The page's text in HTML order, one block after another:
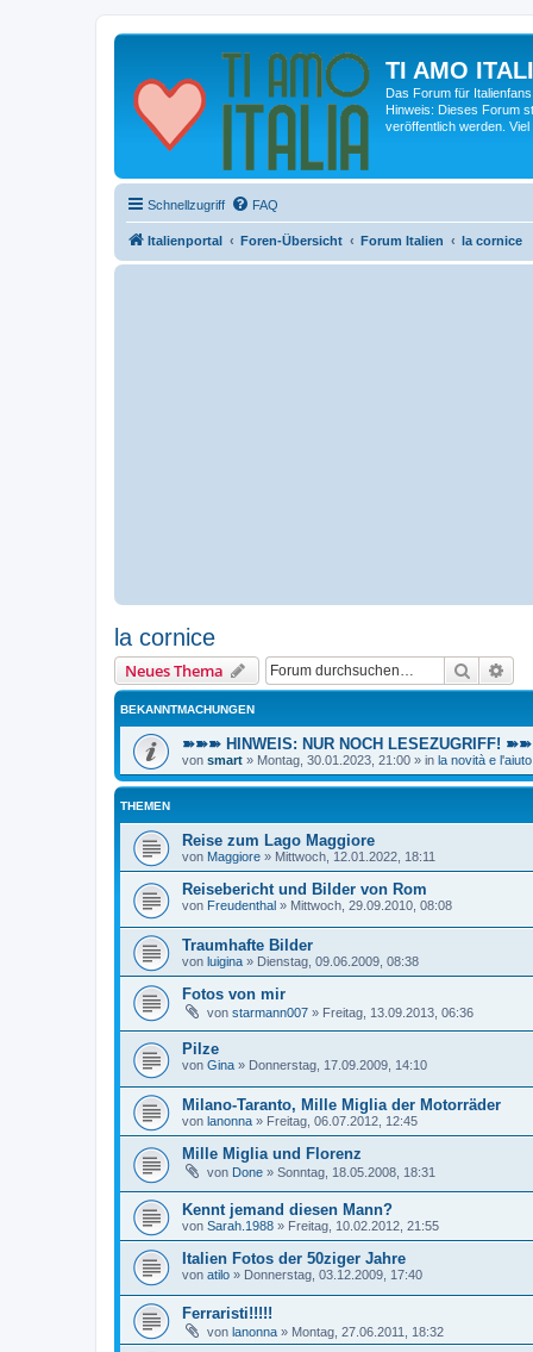
TI AMO
Das Forum für
Hinweis: Dieses Forum
veröffentlich werden.
Schnellzugriff FAQ
Italienportal Foren-Übersicht Forum Italien la cornice
la cornice
Neues Thema Suche
BEKANNTMACHUNGEN
➽➽➽ HINWEIS: NUR NOCH LESEZUGRIFF!
von smart » Montag, 30.01.2023, 21:00 » in la novità e l'aiuto
THEMEN
Reise zum Lago Maggiore
von Maggiore » Mittwoch, 12.01.2022, 18:11
Reisebericht und Bilder von Rom
von Freudenthal » Mittwoch, 29.09.2010, 08:08
Traumhafte Bilder
von luigina » Dienstag, 09.06.2009, 08:38
Fotos von mir
von starmann007 » Freitag, 13.09.2013, 06:36
Pilze
von Gina » Donnerstag, 17.09.2009, 14:10
Milano-Taranto, Mille Miglia der Motorräder
von lanonna » Freitag, 06.07.2012, 12:45
Mille Miglia und Florenz
von Done » Sonntag, 18.05.2008, 18:31
Kennt jemand diesen Mann?
von Sarah.1988 » Freitag, 10.02.2012, 21:55
Italien Fotos der 50ziger Jahre
von atilo » Donnerstag, 03.12.2009, 17:40
Ferraristi!!!!!
von lanonna » Montag, 27.06.2011, 18:32